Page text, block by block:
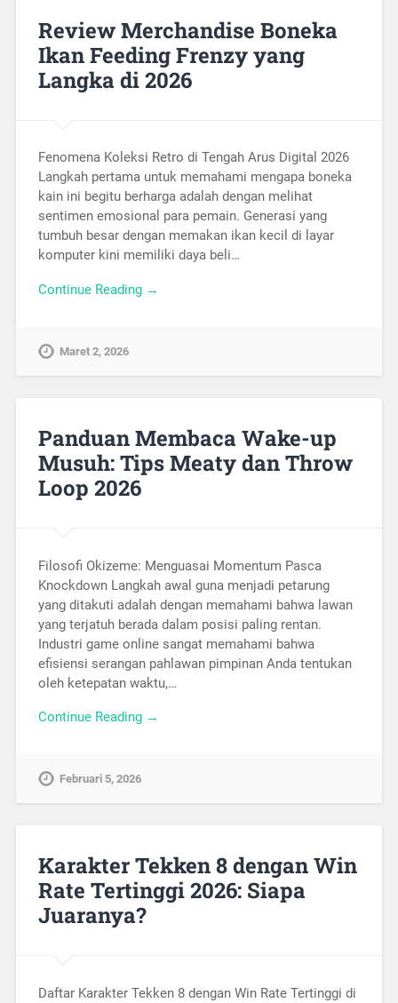
Review Merchandise Boneka
Ikan Feeding Frenzy yang
Langka di 2026
Fenomena Koleksi Retro di Tengah Arus Digital 2026
Langkah pertama untuk memahami mengapa boneka
kain ini begitu berharga adalah dengan melihat
sentimen emosional para pemain. Generasi yang
tumbuh besar dengan memakan ikan kecil di layar
komputer kini memiliki daya beli…
Continue Reading →
Maret 2, 2026
Panduan Membaca Wake-up
Musuh: Tips Meaty dan Throw
Loop 2026
Filosofi Okizeme: Menguasai Momentum Pasca
Knockdown Langkah awal guna menjadi petarung
yang ditakuti adalah dengan memahami bahwa lawan
yang terjatuh berada dalam posisi paling rentan.
Industri game online sangat memahami bahwa
efisiensi serangan pahlawan pimpinan Anda tentukan
oleh ketepatan waktu,…
Continue Reading →
Februari 5, 2026
Karakter Tekken 8 dengan Win
Rate Tertinggi 2026: Siapa
Juaranya?
Daftar Karakter Tekken 8 dengan Win Rate Tertinggi di